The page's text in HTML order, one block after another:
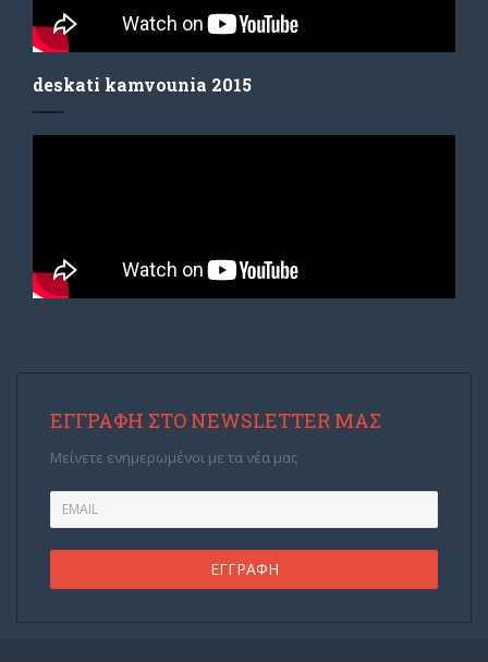
deskati kamvounia 2015
ΕΓΓΡΑΦΉ ΣΤΟ NEWSLETTER ΜΑΣ
Μείνετε ενημερωμένοι με τα νέα μας